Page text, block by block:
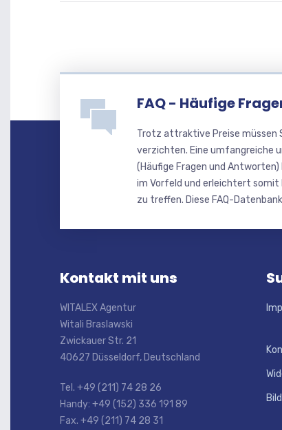
FAQ - Häufige
Trotz attraktive Preise müssen
verzichten. Eine umfangreiche
(Häufige Fragen und
im Vorfeld und erleichtert somit
zu treffen. Diese FAQ-
Kontakt mit uns
WITALEX Agentur
Witali Braslawski
Zwickauer Str. 21
40627 Düsseldorf, Deutschland
Tel. +49 (211) 74 28 26
Handy: +49 (152) 336 191 89
Fax. +49 (211) 74 28 31